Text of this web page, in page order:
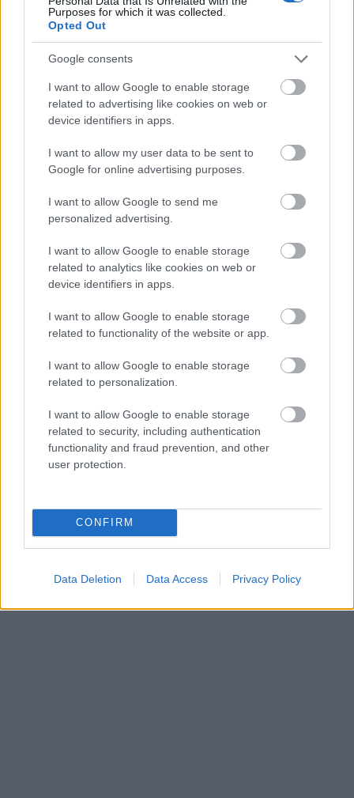
Purposes for which it was collected.
Opted Out
Google consents
I want to allow Google to enable storage
related to advertising like cookies on web or
device identifiers in apps.
I want to allow my user data to be sent to
Google for online advertising purposes.
I want to allow Google to send me
personalized advertising.
I want to allow Google to enable storage
related to analytics like cookies on web or
device identifiers in apps.
I want to allow Google to enable storage
related to functionality of the website or app.
I want to allow Google to enable storage
related to personalization.
I want to allow Google to enable storage
related to security, including authentication
functionality and fraud prevention, and other
user protection.
CONFIRM
Data Deletion Data Access Privacy Policy
φωνάζει φρεσκάδα, γεύση και άριστη ποιότητα!